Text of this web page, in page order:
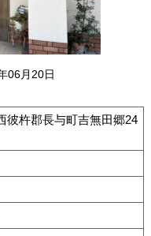
06月20日
彼杵郡長与町吉無田郷24